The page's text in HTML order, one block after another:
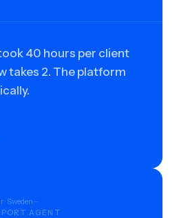
40 hours per client
takes 2. The platform
· Sweden—
AGENT